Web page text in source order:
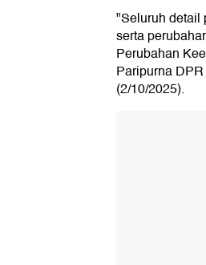
"Seluruh detail
serta
Perubahan
Paripurna
(2/10/2025).